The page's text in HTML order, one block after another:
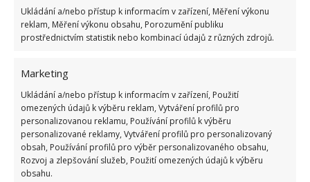
Ukládání a/nebo přístup k informacím v zařízení, Měření výkonu
reklam, Měření výkonu obsahu, Porozumění publiku
prostřednictvím statistik nebo kombinací údajů z různých zdrojů.
Marketing
Ukládání a/nebo přístup k informacím v zařízení, Použití
omezených údajů k výběru reklam, Vytváření profilů pro
personalizovanou reklamu, Používání profilů k výběru
personalizované reklamy, Vytváření profilů pro personalizovaný
obsah, Používání profilů pro výběr personalizovaného obsahu,
Rozvoj a zlepšování služeb, Použití omezených údajů k výběru
obsahu.
Suchá místnost není příjemná místnost, to je prostě
fakt. Ujistěte se, že ventilace ve vaší ložnici funguje a
ventilaci. Budete se potom cítit mnohem lépe!
Obrázek: goodhousekeeping.co.uk